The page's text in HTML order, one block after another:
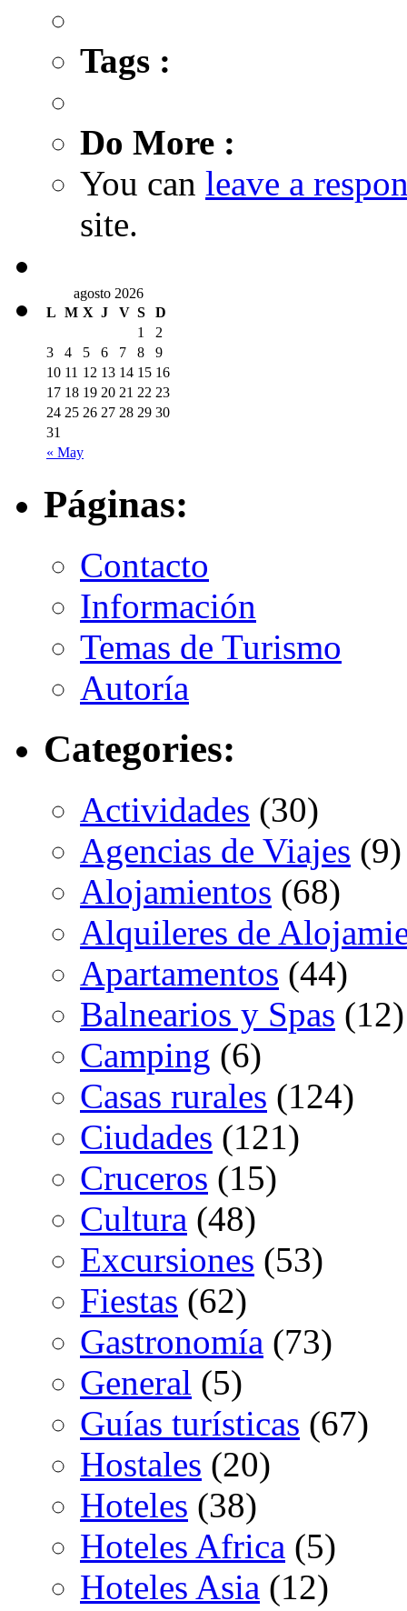
Tags :
Do More :
You can leave a
site.
agosto 2026
L M X J V S D
« May
1
2
3
4 5 6 7 8
9
10 11 12 13 14 15 16
17 18 19 20 21 22 23
24 25 26 27 28 29 30
31
Páginas:
Contacto
Información
Temas de Turismo
Autoría
Categories:
Actividades (30)
Agencias de Viajes (9)
Alojamientos (68)
Alquileres de
Apartamentos (44)
Balnearios y Spas (12)
Camping (6)
Casas rurales (124)
Ciudades (121)
Cruceros (15)
Cultura (48)
Excursiones (53)
Fiestas (62)
Gastronomía (73)
General (5)
Guías turísticas (67)
Hostales (20)
Hoteles (38)
Hoteles Africa (5)
Hoteles Asia (12)